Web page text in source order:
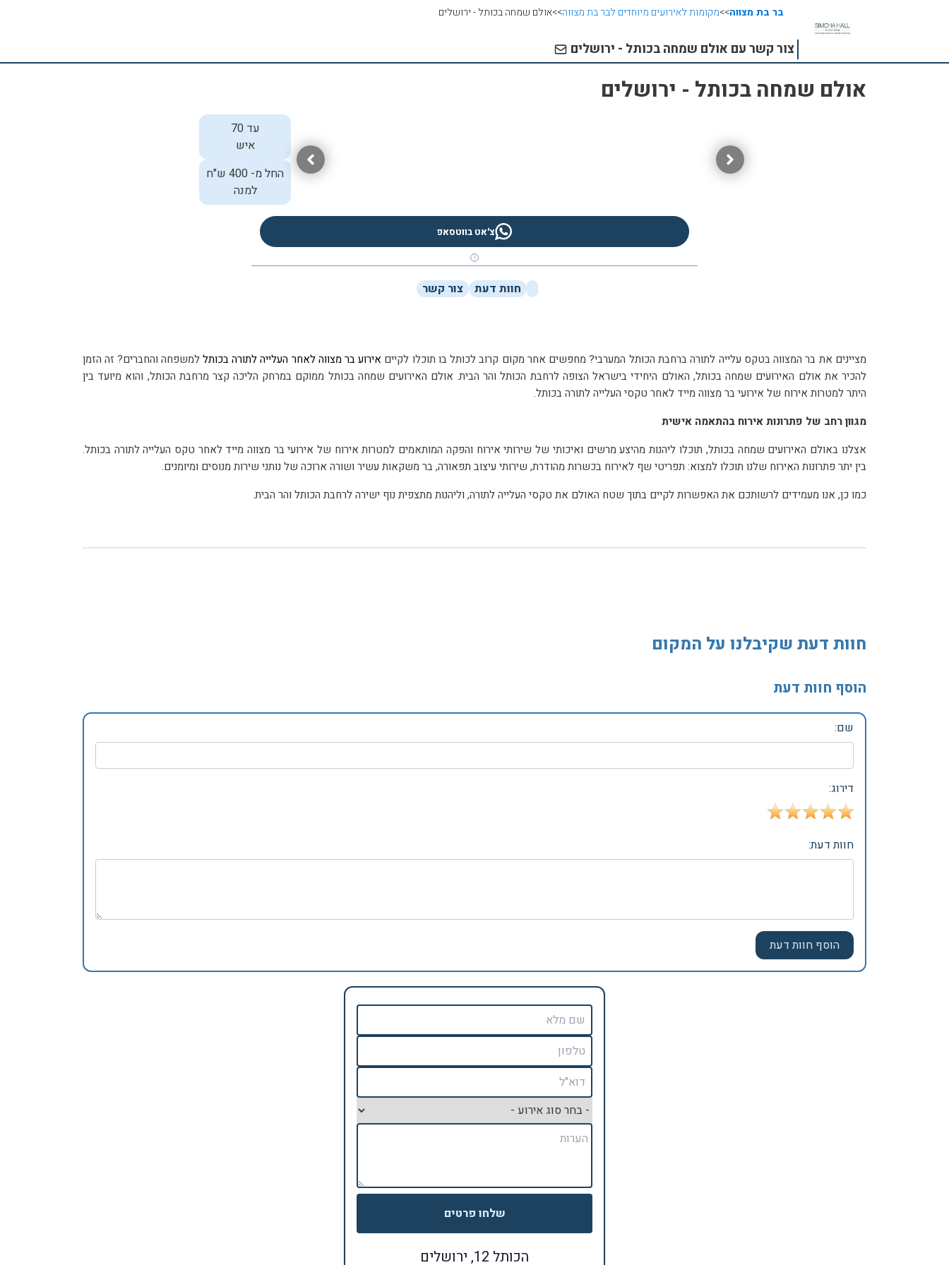
בר בת מצווה>>מקומות לאירועים מיוחדים לבר בת מצווה>>אולם שמחה בכותל - ירושלים
צור קשר עם אולם שמחה בכותל - ירושלים
אולם שמחה בכותל - ירושלים
עד 70
איש
החל מ- 400 ש"ח
למנה
צ'אט בווטסאפ
חוות דעת צור קשר
מציינים את בר המצווה בטקס עלייה לתורה ברחבת הכותל המערבי? מחפשים אחר מקום קרוב לכותל בו תוכלו לקיים אירוע בר מצווה לאחר העלייה לתורה בכותללמשפחה והחברים? זה הזמן
להכיר את אולם האירועים שמחה בכותל, האולם היחידי בישראל הצופה לרחבת הכותל והר הבית. אולם האירועים שמחה בכותל ממוקם במרחק הליכה קצר מרחבת הכותל, והוא מיועד בין
היתר למטרות אירוח של אירועי בר מצווה מייד לאחר טקסי העלייה לתורה בכותל.
מגוון רחב של פתרונות אירוח בהתאמה אישית
אצלנו באולם האירועים שמחה בכותל, תוכלו ליהנות מהיצע מרשים ואיכותי של שירותי אירוח והפקה המותאמים למטרות אירוח של אירועי בר מצווה מייד לאחר טקס העלייה לתורה בכותל.
בין יתר פתרונות האירוח שלנו תוכלו למצוא: תפריטי שף לאירוח בכשרות מהודרת, שירותי עיצוב תפאורה, בר משקאות עשיר ושורה ארוכה של נותני שירות מנוסים ומיומנים.
כמו כן, אנו מעמידים לרשותכם את האפשרות לקיים בתוך שטח האולם את טקסי העלייה לתורה, וליהנות מתצפית נוף ישירה לרחבת הכותל והר הבית.
חוות דעת שקיבלנו על המקום
הוסף חוות דעת
שם:
דירוג:
חוות דעת:
שלחו פרטים
הכותל 12, ירושלים